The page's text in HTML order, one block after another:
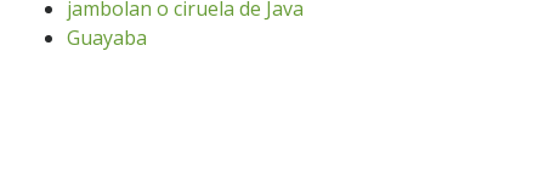
jambolan o ciruela de Java
Guayaba